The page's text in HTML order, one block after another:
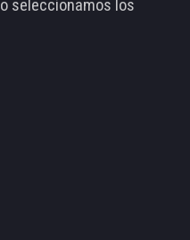
seleccionamos los